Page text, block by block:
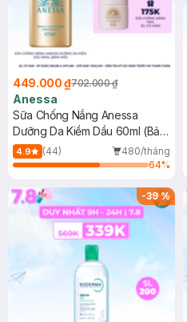
449.000 ₫702.000 ₫
Anessa
Sữa Chống Nắng Anessa
Dưỡng Da Kiềm Dầu 60ml (Bản
Mới)
4.9 (44)
480/tháng
64%
-39%